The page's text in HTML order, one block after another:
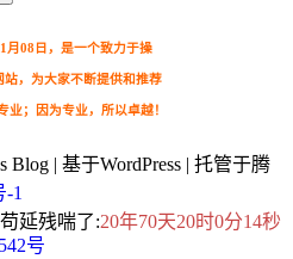
月08日，是一个致力于操
，为大家不断提供和推荐
；因为专业，所以卓越！
Blog | 基于WordPress | 托管于腾
-1
延残喘了:20年70天20时0分14秒
号